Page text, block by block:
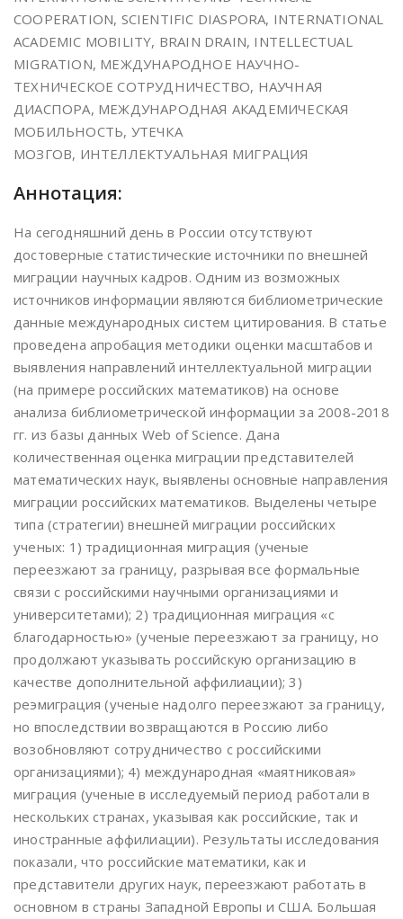
COOPERATION, SCIENTIFIC DIASPORA, INTERNATIONAL
ACADEMIC MOBILITY, BRAIN DRAIN, INTELLECTUAL
MIGRATION, МЕЖДУНАРОДНОЕ НАУЧНО-
ТЕХНИЧЕСКОЕ СОТРУДНИЧЕСТВО, НАУЧНАЯ
ДИАСПОРА, МЕЖДУНАРОДНАЯ АКАДЕМИЧЕСКАЯ
МОБИЛЬНОСТЬ, УТЕЧКА
МОЗГОВ, ИНТЕЛЛЕКТУАЛЬНАЯ МИГРАЦИЯ
Аннотация:
На сегодняшний день в России отсутствуют
достоверные статистические источники по внешней
миграции научных кадров. Одним из возможных
источников информации являются библиометрические
данные международных систем цитирования. В статье
проведена апробация методики оценки масштабов и
выявления направлений интеллектуальной миграции
(на примере российских математиков) на основе
анализа библиометрической информации за 2008-2018
гг. из базы данных Web of Science. Дана
количественная оценка миграции представителей
математических наук, выявлены основные направления
миграции российских математиков. Выделены четыре
типа (стратегии) внешней миграции российских
ученых: 1) традиционная миграция (ученые
переезжают за границу, разрывая все формальные
связи с российскими научными организациями и
университетами); 2) традиционная миграция «с
благодарностью» (ученые переезжают за границу, но
продолжают указывать российскую организацию в
качестве дополнительной аффилиации); 3)
реэмиграция (ученые надолго переезжают за границу,
но впоследствии возвращаются в Россию либо
возобновляют сотрудничество с российскими
организациями); 4) международная «маятниковая»
миграция (ученые в исследуемый период работали в
нескольких странах, указывая как российские, так и
иностранные аффилиации). Результаты исследования
показали, что российские математики, как и
представители других наук, переезжают работать в
основном в страны Западной Европы и США. Большая